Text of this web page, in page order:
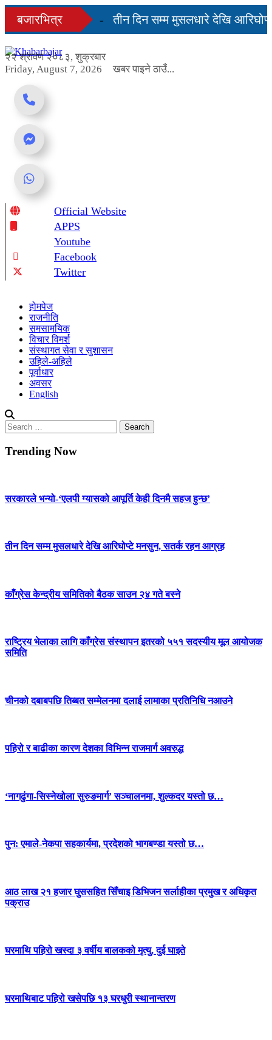
Skip
content
बजारभित्र
दिनमै सहज हुन्छ’
तीन दिन सम्म मुसलधारे देखि
२२ श्रावण २०८३, शुक्रबार
Friday, August 7, 2026
खबर पाइने ठाउँ...
Online News Portal
Official Website
APPS
Youtube
Facebook
Twitter
होमपेज
राजनीति
समसामयिक
विचार विमर्श
संस्थागत सेवा र सुशासन
उहिले-अहिले
पूर्वाधार
अवसर
English
Search
for:
Trending Now
सरकारले भन्यो-‘एलपी ग्यासको आपूर्ति केही दिनमै सहज हुन्छ’
तीन दिन सम्म मुसलधारे देखि आरिघोप्टे मनसुन, सतर्क रहन आग्रह
काँग्रेस केन्द्रीय समितिको बैठक साउन २४ गते बस्ने
राष्ट्रिय भेलाका लागि काँग्रेस संस्थापन इतरको ५५१ सदस्यीय मूल आयोजक
समिति
चीनको दबाबपछि तिब्बत सम्मेलनमा दलाई लामाका प्रतिनिधि नआउने
पहिरो र बाढीका कारण देशका विभिन्न राजमार्ग अवरुद्ध
‘नागढुंगा-सिस्नेखोला सुरुङमार्ग’ सञ्चालनमा, शुल्कदर यस्तो छ…
पुन: एमाले-नेकपा सहकार्यमा, प्रदेशको भागबण्डा यस्तो छ…
आठ लाख २१ हजार घुससहित सिँचाइ डिभिजन सर्लाहीका प्रमुख र अधिकृत
पक्राउ
घरमाथि पहिरो खस्दा ३ वर्षीय बालकको मृत्यु, दुई घाइते
घरमाथिबाट पहिरो खसेपछि १३ घरधुरी स्थानान्तरण